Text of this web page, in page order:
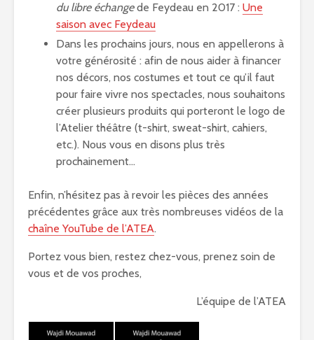
du libre échangede Feydeau en 2017 : Une
saison avec Feydeau
Dans les prochains jours, nous en appellerons à
votre générosité : afin de nous aider à financer
nos décors, nos costumes et tout ce qu’il faut
pour faire vivre nos spectacles, nous souhaitons
créer plusieurs produits qui porteront le logo de
l’Atelier théâtre (t-shirt, sweat-shirt, cahiers,
etc.). Nous vous en disons plus très
prochainement…
Enfin, n’hésitez pas à revoir les pièces des années
précédentes grâce aux très nombreuses vidéos de la
chaîne YouTube de l’ATEA.
Portez vous bien, restez chez-vous, prenez soin de
vous et de vos proches,
L’équipe de l’ATEA